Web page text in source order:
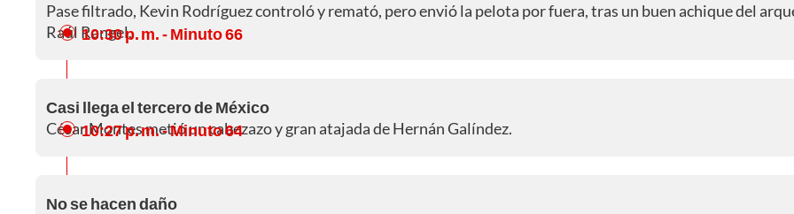
Pase filtrado, Kevin Rodríguez controló y remató, pero envió la pelota por fuera, tras un buen achique del
Raúl Rangel.
10:30 p. m.- Minuto 66
Casi llega el tercero de México
César Montes metió un cabezazo y gran atajada de Hernán Galíndez.
10:27 p. m.- Minuto 64
No se hacen daño